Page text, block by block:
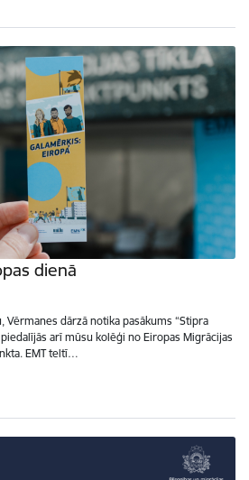
dienā
Vērmanes dārzā notika pasākums “Stipra
arī mūsu kolēģi no Eiropas Migrācijas
EMT teltī…